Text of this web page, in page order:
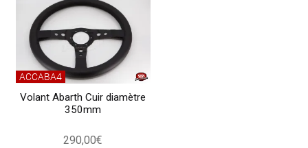
ACCABA4
Volant Abarth Cuir diamètre
350mm
290,00€